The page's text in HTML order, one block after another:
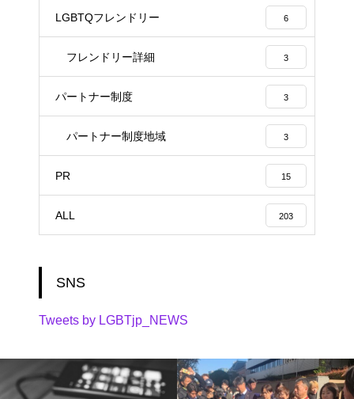
LGBTQフレンドリー 6
フレンドリー詳細 3
パートナー制度 3
パートナー制度地域 3
PR 15
ALL 203
SNS
Tweets by LGBTjp_NEWS